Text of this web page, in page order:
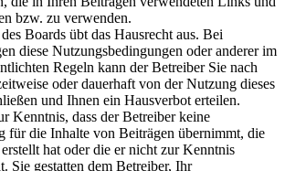
bzw. zu verwenden.
Boards übt das Hausrecht aus. Bei
diese Nutzungsbedingungen oder anderer im
Regeln kann der Betreiber Sie nach
oder dauerhaft von der Nutzung dieses
und Ihnen ein Hausverbot erteilen.
Kenntnis, dass der Betreiber keine
für die Inhalte von Beiträgen übernimmt, die
hat oder die er nicht zur Kenntnis
Sie gestatten dem Betreiber, Ihr